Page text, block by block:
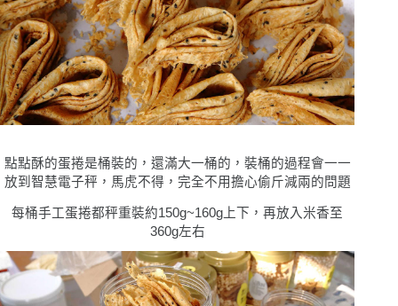
點點酥的蛋捲是桶裝的，還滿大一桶的，裝桶的過程會一一
放到智慧電子秤，馬虎不得，完全不用擔心偷斤減兩的問題
每桶手工蛋捲都秤重裝約150g~160g上下，再放入米香至
360g左右